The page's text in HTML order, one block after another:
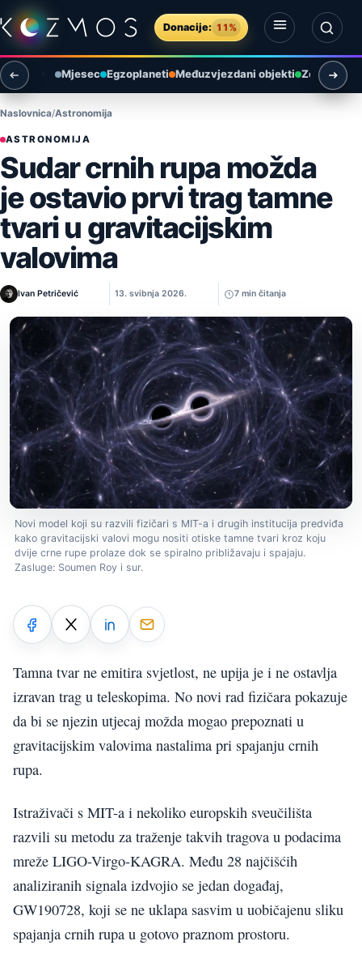
Preskoči na sadržaj
Donacije: 11%
Otvori izbornik
Otvori pretragu
Mjesec Egzoplaneti Međuzvjezdani objekti Zemlja i
Naslovnica Astronomija
ASTRONOMIJA
Sudar crnih rupa možda
je ostavio prvi trag tamne
tvari u gravitacijskim
valovima
Ivan Petričević 13. svibnja 2026. 7 min čitanja
Novi model koji su razvili fizičari s MIT-a i drugih institucija predviđa
kako gravitacijski valovi mogu nositi otiske tamne tvari kroz koju
dvije crne rupe prolaze dok se spiralno približavaju i spajaju.
Zasluge: Soumen Roy i sur.
Tamna tvar ne emitira svjetlost, ne upija je i ne ostavlja
izravan trag u teleskopima. No novi rad fizičara pokazuje
da bi se njezin utjecaj možda mogao prepoznati u
gravitacijskim valovima nastalima pri spajanju crnih
rupa.
Istraživači s MIT-a i nekoliko europskih sveučilišta
razvili su metodu za traženje takvih tragova u podacima
mreže LIGO-Virgo-KAGRA. Među 28 najčišćih
analiziranih signala izdvojio se jedan događaj,
GW190728, koji se ne uklapa sasvim u uobičajenu sliku
spajanja crnih rupa u gotovo praznom prostoru.